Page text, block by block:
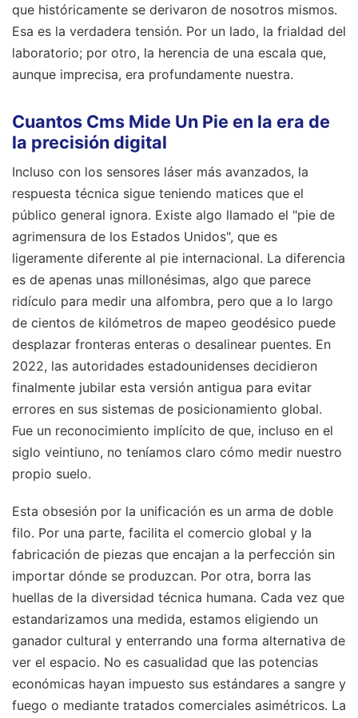
que históricamente se derivaron de nosotros mismos.
Esa es la verdadera tensión. Por un lado, la frialdad del
laboratorio; por otro, la herencia de una escala que,
aunque imprecisa, era profundamente nuestra.
Cuantos Cms Mide Un Pie en la era de
la precisión digital
Incluso con los sensores láser más avanzados, la
respuesta técnica sigue teniendo matices que el
público general ignora. Existe algo llamado el "pie de
agrimensura de los Estados Unidos", que es
ligeramente diferente al pie internacional. La diferencia
es de apenas unas millonésimas, algo que parece
ridículo para medir una alfombra, pero que a lo largo
de cientos de kilómetros de mapeo geodésico puede
desplazar fronteras enteras o desalinear puentes. En
2022, las autoridades estadounidenses decidieron
finalmente jubilar esta versión antigua para evitar
errores en sus sistemas de posicionamiento global.
Fue un reconocimiento implícito de que, incluso en el
siglo veintiuno, no teníamos claro cómo medir nuestro
propio suelo.
Esta obsesión por la unificación es un arma de doble
filo. Por una parte, facilita el comercio global y la
fabricación de piezas que encajan a la perfección sin
importar dónde se produzcan. Por otra, borra las
huellas de la diversidad técnica humana. Cada vez que
estandarizamos una medida, estamos eligiendo un
ganador cultural y enterrando una forma alternativa de
ver el espacio. No es casualidad que las potencias
económicas hayan impuesto sus estándares a sangre y
fuego o mediante tratados comerciales asimétricos. La